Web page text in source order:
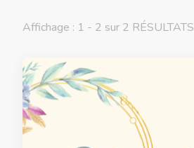
Affichage : 1 - 2 sur 2 RÉSULTATS